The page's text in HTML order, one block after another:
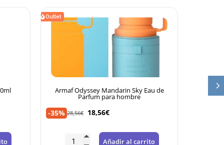
Armaf Odyssey Mandarin Sky Eau de
Parfum para hombre
18,56€
Añadir al carrito
Outlet
Lattafa Yara for
Parfum